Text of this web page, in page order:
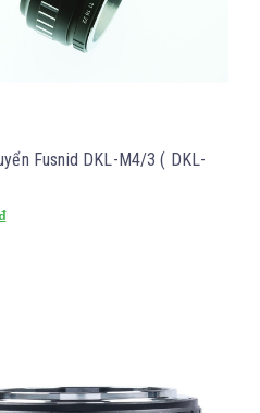
Fusnid DKL-M4/3 ( DKL-